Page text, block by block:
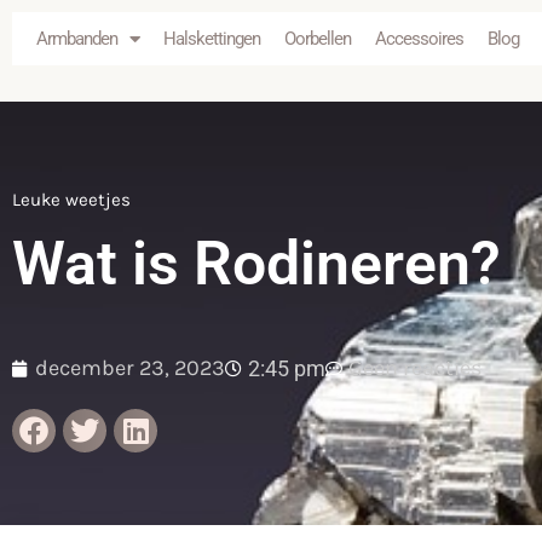
Armbanden Halskettingen Oorbellen Accessoires Blog
Leuke weetjes
Wat is Rodineren?
december 23, 2023 2:45 pm Geen reacties